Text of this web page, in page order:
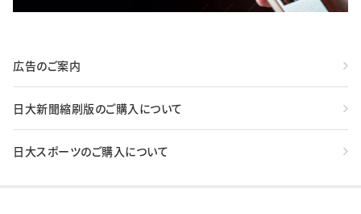
広告のご案内
日大新聞縮刷版のご購入について
日大スポーツのご購入について